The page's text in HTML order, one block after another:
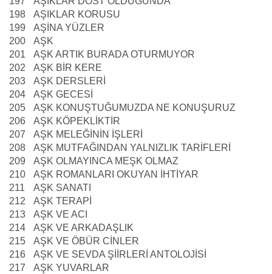
198
AŞIKLAR KORUSU
199
AŞİNA YÜZLER
200
AŞK
201
AŞK ARTIK BURADA OTURMUYOR
202
AŞK BİR KERE
203
AŞK DERSLERİ
204
AŞK GECESİ
205
AŞK KONUŞTUĞUMUZDA NE KONUŞURUZ
206
AŞK KÖPEKLİKTİR
207
AŞK MELEĞİNİN İŞLERİ
208
AŞK MUTFAĞINDAN YALNIZLIK TARİFLERİ
209
AŞK OLMAYINCA MEŞK OLMAZ
210
AŞK ROMANLARI OKUYAN İHTİYAR
211
AŞK SANATI
212
AŞK TERAPİ
213
AŞK VE ACI
214
AŞK VE ARKADAŞLIK
215
AŞK VE ÖBÜR CİNLER
216
AŞK VE SEVDA ŞİİRLERİ ANTOLOJİSİ
217
AŞK YUVARLAR